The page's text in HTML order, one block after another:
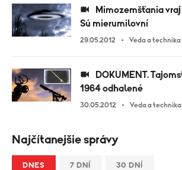
Sú mierumilovní
29.05.2012 Veda a technika
1964 odhalené
30.05.2012 Veda a technika
Najčítanejšie správy
DNES 7 DNÍ 30 DNÍ